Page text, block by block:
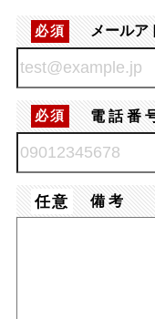
必須 メールア
必須 電話番
任意 備考